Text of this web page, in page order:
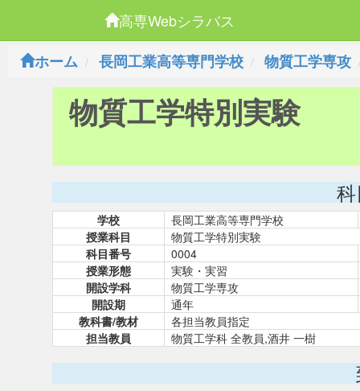
高専Webシラバス
ホーム
長岡工業高等専門学校 物質工学専攻
物質工学特別実験
学校
長岡工業高等専門学校
授業科目
物質工学特別実験
科目番号
0004
授業形態
実験・実習
開設学科
物質工学専攻
開設期
通年
教科書/教材
各担当教員指定
担当教員
物質工学科 全教員,酒井 一樹